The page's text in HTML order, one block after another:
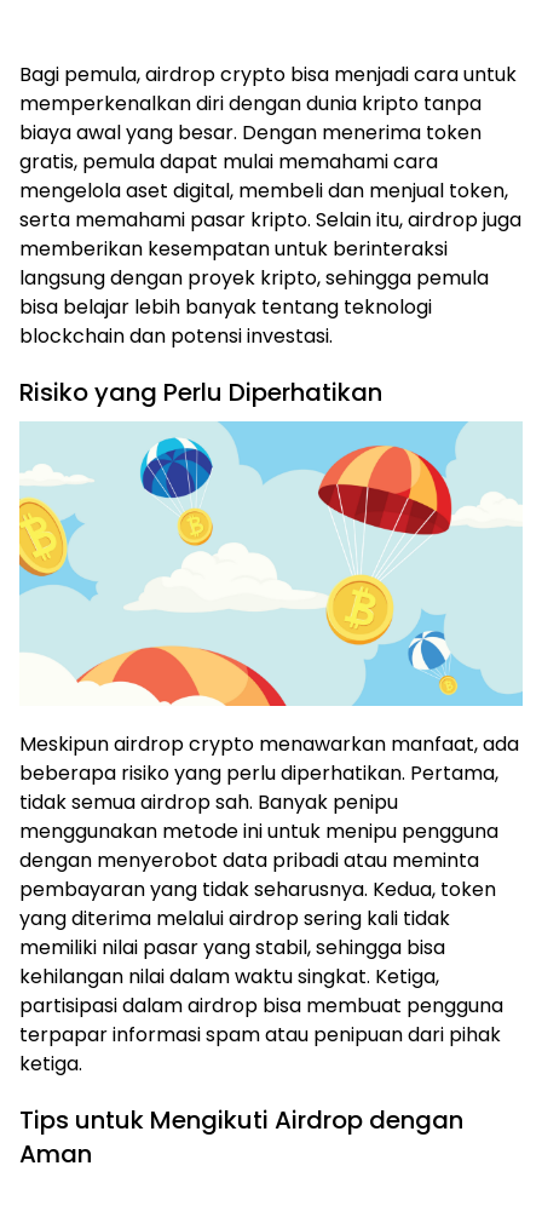
Bagi pemula, airdrop crypto bisa menjadi cara untuk
memperkenalkan diri dengan dunia kripto tanpa
biaya awal yang besar. Dengan menerima token
gratis, pemula dapat mulai memahami cara
mengelola aset digital, membeli dan menjual token,
serta memahami pasar kripto. Selain itu, airdrop juga
memberikan kesempatan untuk berinteraksi
langsung dengan proyek kripto, sehingga pemula
bisa belajar lebih banyak tentang teknologi
blockchain dan potensi investasi.
Risiko yang Perlu Diperhatikan
Meskipun airdrop crypto menawarkan manfaat, ada
beberapa risiko yang perlu diperhatikan. Pertama,
tidak semua airdrop sah. Banyak penipu
menggunakan metode ini untuk menipu pengguna
dengan menyerobot data pribadi atau meminta
pembayaran yang tidak seharusnya. Kedua, token
yang diterima melalui airdrop sering kali tidak
memiliki nilai pasar yang stabil, sehingga bisa
kehilangan nilai dalam waktu singkat. Ketiga,
partisipasi dalam airdrop bisa membuat pengguna
terpapar informasi spam atau penipuan dari pihak
ketiga.
Tips untuk Mengikuti Airdrop dengan
Aman